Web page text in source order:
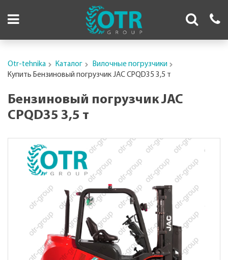
Otr-tehnika Каталог
Вилочные погрузчики
Купить Бензиновый погрузчик JAC CPQD35 3,5 т
Бензиновый погрузчик JAC
CPQD35 3,5 т